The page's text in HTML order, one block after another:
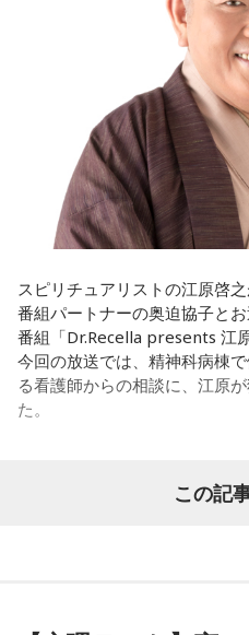
ほのか：はい。私は「自分自
持ちで作品を作っていて、も
ときって、自分自身を分かっ
なと思って、そういう曲を作
遠山：海ちゃんはどうですか？
海：アニメでは、マンガ大好
るようなイベントに行って「
て、そこから自分で描き始め
「あ、自分もバンドできるん
ワクワク感のようなものが、
ちゃうみたいな、そういうバ
ます。歌詞は自分と向き合っ
ど、音像がかなり爽やかなの
次回8月8日（土）の放送は、
遠山：僕は「惡の華」が好き
演の）あのちゃんと鈴木福く
たですけど、そういうドラマ
ほのか：私も今回初めて関わ
まで作ってきたライブでやる
は全然違って……ドラマの映像
いうか。リーガルリリーでは
いるんですけれど、ドラマの
といけないので、逆に聴いて
から、音楽を通して真逆な作
ゃ面白かったです。
スピリチュアリストの江原啓
番組パートナーの奥迫協子と
番組「Dr.Recella presents 江
今回の放送では、精神科病棟
る看護師からの相談に、江原
た。
この記